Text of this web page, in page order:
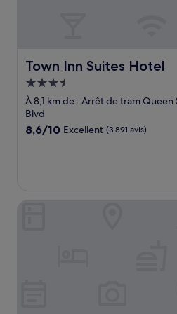
Town Inn Suites Hotel
Town Inn Suites Hotel
Hébergement
3.5 étoiles
À 8,1 km de : Arrêt de tram Queen
Blvd
8.6
8,6/10 Excellent (3 891 avis)